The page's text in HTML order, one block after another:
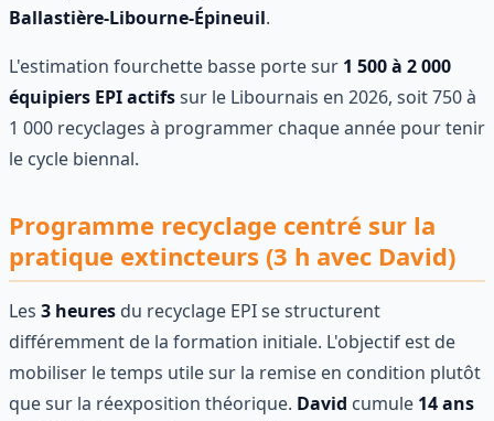
Ballastière-Libourne-Épineuil.
L'estimation fourchette basse porte sur 1 500 à 2 000
équipiers EPI actifssur le Libournais en 2026, soit 750 à
1 000 recyclages à programmer chaque année pour tenir
le cycle biennal.
Programme recyclage centré sur la
pratique extincteurs (3 h avec David)
Les 3 heures du recyclage EPI se structurent
différemment de la formation initiale. L'objectif est de
mobiliser le temps utile sur la remise en condition plutôt
que sur la réexposition théorique. David cumule 14 ans